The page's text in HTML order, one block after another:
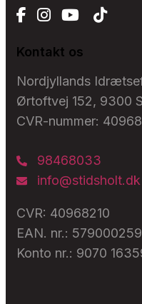
Kontakt os
Nordjyllands
Ørtoftvej 152, 9300
CVR-nummer:
98468033
info@stidsholt.dk
CVR: 40968210
EAN. nr.:
Konto nr.: 9070